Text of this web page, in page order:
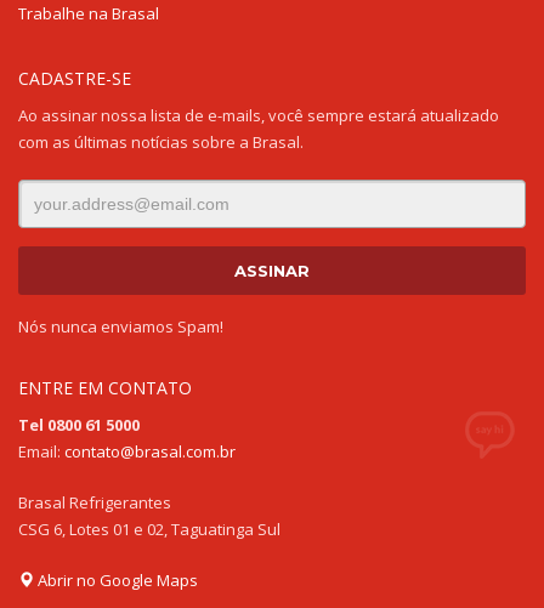
Trabalhe na Brasal
CADASTRE-SE
Ao assinar nossa lista de e-mails, você sempre estará atualizado
com as últimas notícias sobre a Brasal.
Nós nunca enviamos Spam!
ENTRE EM CONTATO
Tel 0800 61 5000
Email: contato@brasal.com.br
Brasal Refrigerantes
CSG 6, Lotes 01 e 02, Taguatinga Sul
Abrir no Google Maps